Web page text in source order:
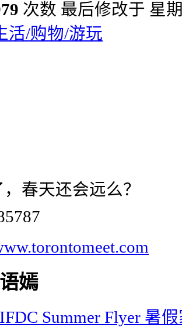
次数 最后修改于 星
活/购物/游玩
春天还会远么？
嫣
Summer Flyer 暑